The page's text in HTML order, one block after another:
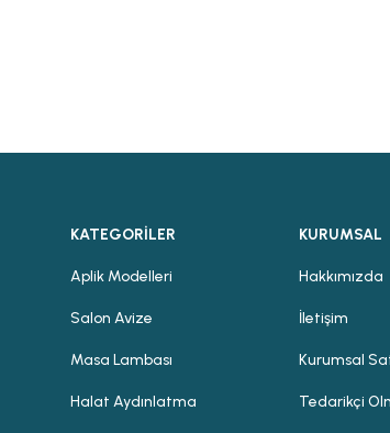
KATEGORİLER
Aplik Modelleri
Salon Avize
Masa Lambası
Halat Aydınlatma
KURUMSAL
Hakkımızda
İletişim
Kurumsal
Tedarikçi